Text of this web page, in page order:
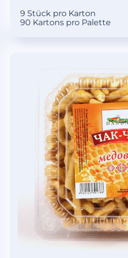
9 Stück pro Karton
90 Kartons pro Palette